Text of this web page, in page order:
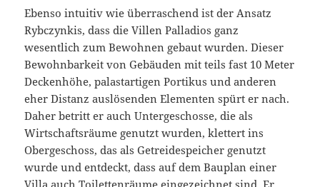
Ebenso intuitiv wie überraschend ist der Ansatz
Rybczynkis, dass die Villen Palladios ganz
wesentlich zum Bewohnen gebaut wurden. Dieser
Bewohnbarkeit von Gebäuden mit teils fast 10 Meter
Deckenhöhe, palastartigen Portikus und anderen
eher Distanz auslösenden Elementen spürt er nach.
Daher betritt er auch Untergeschosse, die als
Wirtschaftsräume genutzt wurden, klettert ins
Obergeschoss, das als Getreidespeicher genutzt
wurde und entdeckt, dass auf dem Bauplan einer